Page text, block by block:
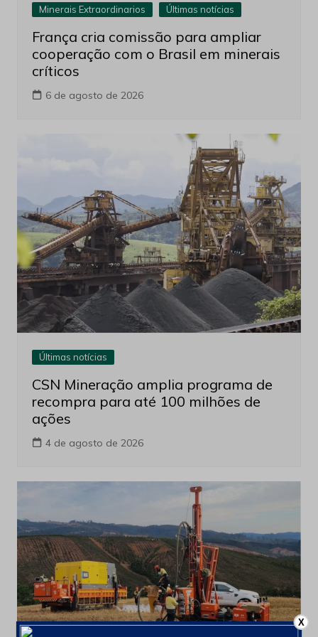
Minerais Extraordinarios Últimas notícias
França cria comissão para ampliar
cooperação com o Brasil em minerais
críticos
6 de agosto de 2026
Últimas notícias
CSN Mineração amplia programa de
recompra para até 100 milhões de
ações
4 de agosto de 2026
X